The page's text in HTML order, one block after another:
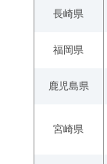
長崎県
福岡県
鹿児島県
宮崎県